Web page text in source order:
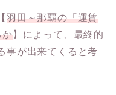
羽田～那覇の「運賃
か】によって、最終的
事が出来てくると考